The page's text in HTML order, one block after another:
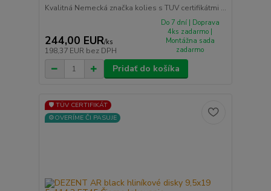
Kvalitná Nemecká značka kolies s TUV certifikátmi ...
244,00 EUR/ks
198,37 EUR bez DPH
Do 7 dní | Doprava
4ks zadarmo |
Montážna sada
zadarmo
Pridať do košíka
🛡️ TÜV CERTIFIKÁT
⚙️OVERÍME ČI PASUJE